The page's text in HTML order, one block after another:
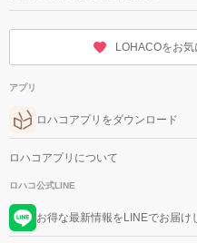
LOHACOをお
アプリ
ロハコアプリをダウンロード
ロハコアプリについて
ロハコ公式LINE
お得な最新情報をLINEでお届け